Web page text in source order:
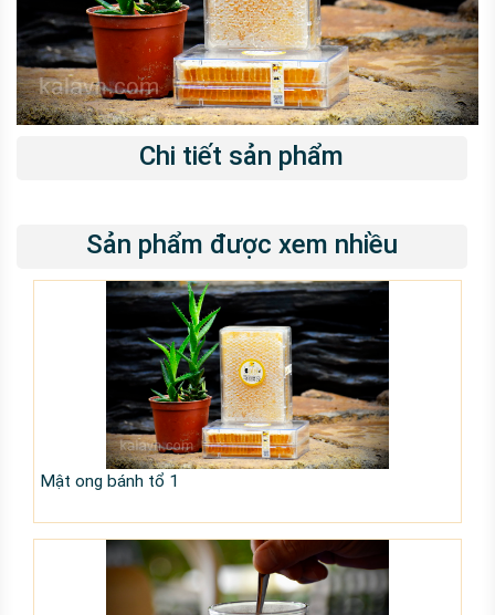
Chi tiết sản phẩm
Sản phẩm được xem nhiều
Mật ong bánh tổ 1